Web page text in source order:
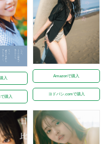
入
購入
Amazonで購入
ヨドバシ.comで購入